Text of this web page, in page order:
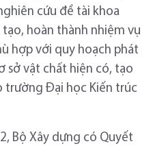
cứu đề tài khoa
hoàn thành nhiệm vụ
hợp với quy hoạch phát
sở vật chất hiện có, tạo
trường Đại học Kiến trúc
Bộ Xây dựng có Quyết